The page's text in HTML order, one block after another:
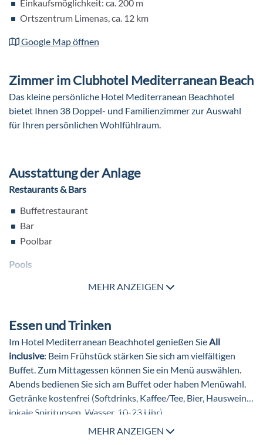
Einkaufsmöglichkeit: ca. 200 m
Ortszentrum Limenas, ca. 12 km
Google Map öffnen
Zimmer im Clubhotel Mediterranean Beach
Das kleine persönliche Hotel Mediterranean Beachhotel
bietet Ihnen 38 Doppel- und Familienzimmer zur Auswahl
für Ihren persönlichen Wohlfühlraum.
Ausstattung der Anlage
Restaurants & Bars
Buffetrestaurant
Bar
Poolbar
Pools
Weitere Ausstattung
Highspeed WLAN/WiFi im gesamten Hotel (ohne Gebühr)
Sonnenterrasse
Rezeption
MEHR ANZEIGEN
Essen und Trinken
Im Hotel Mediterranean Beachhotel genießen SieAll
inclusive: Beim Frühstück stärken Sie sich am vielfältigen
Buffet. Zum Mittagessen können Sie ein Menü auswählen.
Abends bedienen Sie sich am Buffet oder haben Menüwahl.
Getränke kostenfrei (Softdrinks, Kaffee/Tee, Bier, Hauswein,
lokale Spirituosen, Wasser, 10-23 Uhr).
MEHR ANZEIGEN